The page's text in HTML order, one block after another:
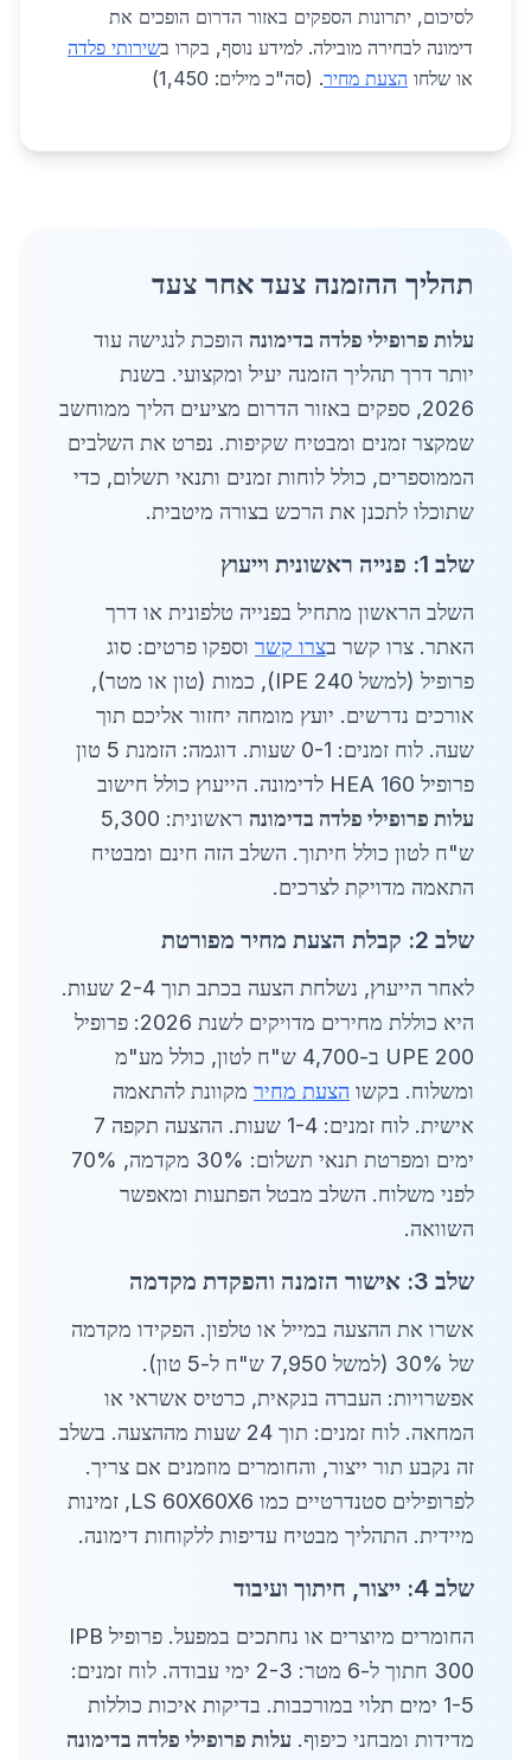
לסיכום, יתרונות הספקים באזור הדרום הופכים את
דימונה לבחירה מובילה. למידע נוסף, בקרו בשירותי פלדה
או שלחו הצעת מחיר. (סה"כ מילים: 1,450)
תהליך ההזמנה צעד אחר צעד
עלות פרופילי פלדה בדימונה הופכת לנגישה עוד
יותר דרך תהליך הזמנה יעיל ומקצועי. בשנת
2026, ספקים באזור הדרום מציעים הליך ממוחשב
שמקצר זמנים ומבטיח שקיפות. נפרט את השלבים
הממוספרים, כולל לוחות זמנים ותנאי תשלום, כדי
שתוכלו לתכנן את הרכש בצורה מיטבית.
שלב 1: פנייה ראשונית וייעוץ
השלב הראשון מתחיל בפנייה טלפונית או דרך
האתר. צרו קשר בצרו קשר וספקו פרטים: סוג
פרופיל (למשל IPE 240), כמות (טון או מטר),
אורכים נדרשים. יועץ מומחה יחזור אליכם תוך
שעה. לוח זמנים: 0-1 שעות. דוגמה: הזמנת 5 טון
פרופיל HEA 160 לדימונה. הייעוץ כולל חישוב
עלות פרופילי פלדה בדימונה
ראשונית: 5,300
ש"ח לטון כולל חיתוך. השלב הזה חינם ומבטיח
התאמה מדויקת לצרכים.
שלב 2: קבלת הצעת מחיר מפורטת
לאחר הייעוץ, נשלחת הצעה בכתב תוך 2-4 שעות.
היא כוללת מחירים מדויקים לשנת 2026: פרופיל
UPE 200 ב-4,700 ש"ח לטון, כולל מע"מ
ומשלוח. בקשו הצעת מחיר מקוונת להתאמה
אישית. לוח זמנים: 1-4 שעות. ההצעה תקפה 7
ימים ומפרטת תנאי תשלום: 30% מקדמה, 70%
לפני משלוח. השלב מבטל הפתעות ומאפשר
השוואה.
שלב 3: אישור הזמנה והפקדת מקדמה
אשרו את ההצעה במייל או טלפון. הפקידו מקדמה
של 30% (למשל 7,950 ש"ח ל-5 טון).
אפשרויות: העברה בנקאית, כרטיס אשראי או
המחאה. לוח זמנים: תוך 24 שעות מההצעה. בשלב
זה נקבע תור ייצור, והחומרים מוזמנים אם צריך.
לפרופילים סטנדרטיים כמו LS 60X60X6, זמינות
מיידית. התהליך מבטיח עדיפות ללקוחות דימונה.
שלב 4: ייצור, חיתוך ועיבוד
החומרים מיוצרים או נחתכים במפעל. פרופיל IPB
300 חתוך ל-6 מטר: 2-3 ימי עבודה. לוח זמנים:
1-5 ימים תלוי במורכבות. בדיקות איכות כוללות
מדידות ומבחני כיפוף. עלות פרופילי פלדה בדימונה